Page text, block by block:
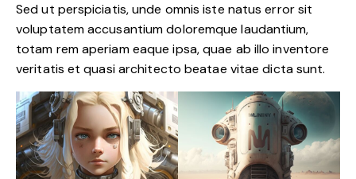
Sed ut perspiciatis, unde omnis iste natus error sit
voluptatem accusantium doloremque laudantium,
totam rem aperiam eaque ipsa, quae ab illo inventore
veritatis et quasi architecto beatae vitae dicta sunt.